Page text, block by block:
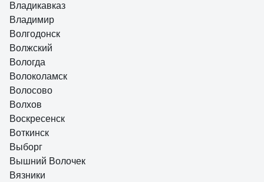
Владикавказ
Владимир
Волгодонск
Волжский
Вологда
Волоколамск
Волосово
Волхов
Воскресенск
Воткинск
Выборг
Вышний Волочек
Вязники